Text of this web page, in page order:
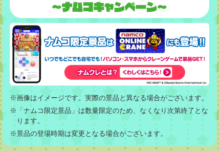
※画像はイメージです。実際の景品と異なる場合がございます。
※「ナムコ限定景品」は数量限定のため、なくなり次第終了とな
ります。
※景品の登場時期は変更となる場合がございます。